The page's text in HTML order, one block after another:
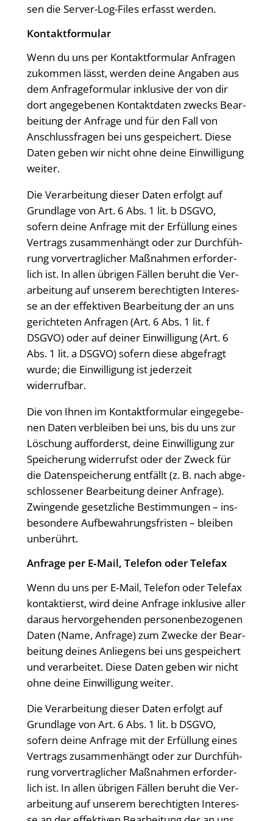
sen die Ser­ver-Log-Files erfasst werden.
Kon­takt­for­mu­lar
Wenn du uns per Kon­takt­for­mu­lar Anfra­gen
zukom­men lässt, wer­den dei­ne Anga­ben aus
dem Anfra­ge­for­mu­lar inklu­si­ve der von dir
dort ange­ge­be­nen Kon­takt­da­ten zwecks Bear­
bei­tung der Anfra­ge und für den Fall von
Anschluss­fra­gen bei uns gespei­chert. Die­se
Daten geben wir nicht ohne dei­ne Ein­wil­li­gung
weiter.
Die Ver­ar­bei­tung die­ser Daten erfolgt auf
Grund­la­ge von Art. 6 Abs. 1 lit. b DSGVO,
sofern dei­ne Anfra­ge mit der Erfül­lung eines
Ver­trags zusam­men­hängt oder zur Durch­füh­
rung vor­ver­trag­li­cher Maß­nah­men erfor­der­
lich ist. In allen übri­gen Fäl­len beruht die Ver­
ar­bei­tung auf unse­rem berech­tig­ten Inter­es­
se an der effek­ti­ven Bear­bei­tung der an uns
gerich­te­ten Anfra­gen (Art. 6 Abs. 1 lit. f
DSGVO) oder auf dei­ner Ein­wil­li­gung (Art. 6
Abs. 1 lit. a DSGVO) sofern die­se abge­fragt
wur­de; die Ein­wil­li­gung ist jeder­zeit
widerrufbar.
Die von Ihnen im Kon­takt­for­mu­lar ein­ge­ge­be­
nen Daten ver­blei­ben bei uns, bis du uns zur
Löschung auf­for­derst, dei­ne Ein­wil­li­gung zur
Spei­che­rung wider­rufst oder der Zweck für
die Daten­spei­che­rung ent­fällt (z. B. nach abge­
schlos­se­ner Bear­bei­tung dei­ner Anfra­ge).
Zwin­gen­de gesetz­li­che Bestim­mun­gen – ins­
be­son­de­re Auf­be­wah­rungs­fris­ten – blei­ben
unberührt.
Anfra­ge per E‑Mail, Tele­fon oder Telefax
Wenn du uns per E‑Mail, Tele­fon oder Tele­fax
kon­tak­tierst, wird dei­ne Anfra­ge inklu­si­ve aller
dar­aus her­vor­ge­hen­den per­so­nen­be­zo­ge­nen
Daten (Name, Anfra­ge) zum Zwe­cke der Bear­
bei­tung dei­nes Anlie­gens bei uns gespei­chert
und ver­ar­bei­tet. Die­se Daten geben wir nicht
ohne dei­ne Ein­wil­li­gung weiter.
Die Ver­ar­bei­tung die­ser Daten erfolgt auf
Grund­la­ge von Art. 6 Abs. 1 lit. b DSGVO,
sofern dei­ne Anfra­ge mit der Erfül­lung eines
Ver­trags zusam­men­hängt oder zur Durch­füh­
rung vor­ver­trag­li­cher Maß­nah­men erfor­der­
lich ist. In allen übri­gen Fäl­len beruht die Ver­
ar­bei­tung auf unse­rem berech­tig­ten Inter­es­